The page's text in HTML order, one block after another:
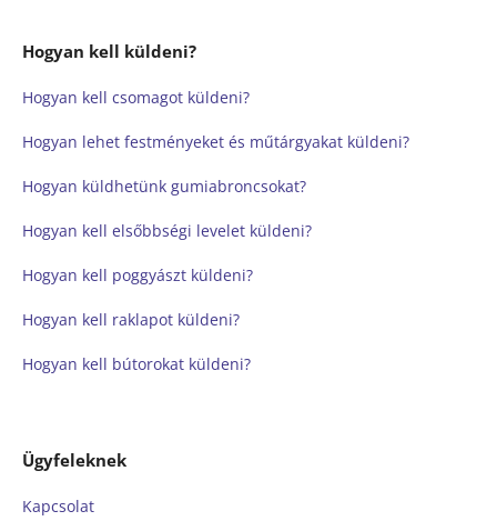
Hogyan kell küldeni?
Hogyan kell csomagot küldeni?
Hogyan lehet festményeket és műtárgyakat küldeni?
Hogyan küldhetünk gumiabroncsokat?
Hogyan kell elsőbbségi levelet küldeni?
Hogyan kell poggyászt küldeni?
Hogyan kell raklapot küldeni?
Hogyan kell bútorokat küldeni?
Ügyfeleknek
Kapcsolat